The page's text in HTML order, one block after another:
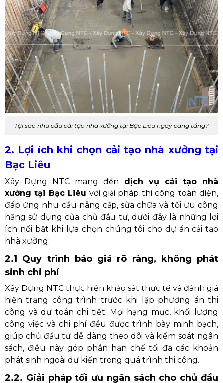
Tại sao nhu cầu cải tạo nhà xưởng tại Bạc Liêu ngày càng tăng?
2. Lợi ích khi chọn cải tạo nhà xưởng tại
Bạc Liêu
Xây Dựng NTC mang đến dịch vụ cải tạo nhà
xưởng tại Bạc Liêu với giải pháp thi công toàn diện,
đáp ứng nhu cầu nâng cấp, sửa chữa và tối ưu công
năng sử dụng của chủ đầu tư, dưới đây là những lợi
ích nổi bật khi lựa chọn chúng tôi cho dự án cải tạo
nhà xưởng:
2.1 Quy trình báo giá rõ ràng, không phát
sinh chi phí
Xây Dựng NTC thực hiện khảo sát thực tế và đánh giá
hiện trạng công trình trước khi lập phương án thi
công và dự toán chi tiết. Mọi hạng mục, khối lượng
công việc và chi phí đều được trình bày minh bạch,
giúp chủ đầu tư dễ dàng theo dõi và kiểm soát ngân
sách, điều này góp phần hạn chế tối đa các khoản
phát sinh ngoài dự kiến trong quá trình thi công.
2.2. Giải pháp tối ưu ngân sách cho chủ đầu